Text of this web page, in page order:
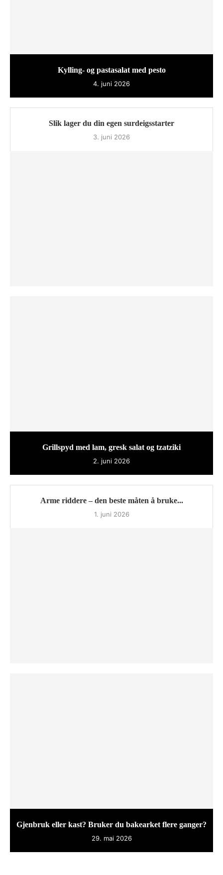
Kylling- og pastasalat med pesto
4. juni 2026
Slik lager du din egen surdeigsstarter
3. juni 2026
Grillspyd med lam, gresk salat og tzatziki
2. juni 2026
Arme riddere – den beste måten å bruke...
1. juni 2026
Gjenbruk eller kast? Bruker du bakearket flere ganger?
29. mai 2026